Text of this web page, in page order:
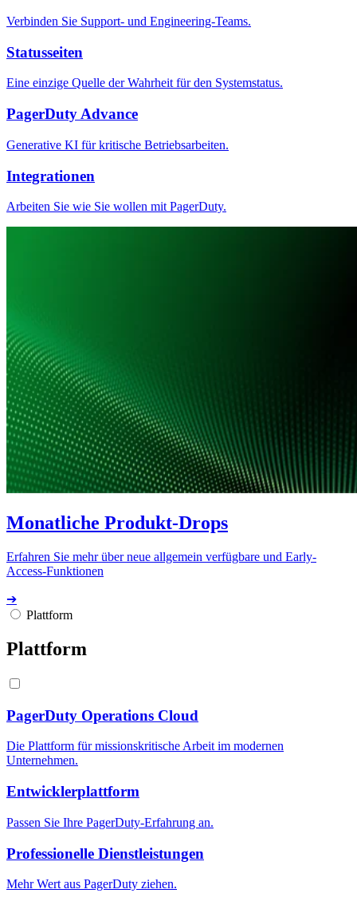
Verbinden Sie Support- und Engineering-Teams.
Statusseiten
Eine einzige Quelle der Wahrheit für den Systemstatus.
PagerDuty Advance
Generative KI für kritische Betriebsarbeiten.
Integrationen
Arbeiten Sie wie Sie wollen mit PagerDuty.
Monatliche Produkt-Drops
Erfahren Sie mehr über neue allgemein verfügbare und Early-
Access-Funktionen
➔
Plattform
Plattform
PagerDuty Operations Cloud
Die Plattform für missionskritische Arbeit im modernen
Unternehmen.
Entwicklerplattform
Passen Sie Ihre PagerDuty-Erfahrung an.
Professionelle Dienstleistungen
Mehr Wert aus PagerDuty ziehen.